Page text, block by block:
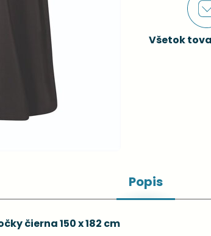
Všetok
Popis
čierna 150 x 182 cm